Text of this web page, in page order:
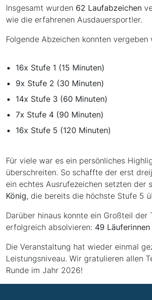
Insgesamt wurden 62 Laufabzeichen
wie die erfahrenen Ausdauersportler.
Folgende Abzeichen konnten vergeben
16x Stufe 1 (15 Minuten)
9x Stufe 2 (30 Minuten)
14x Stufe 3 (60 Minuten)
7x Stufe 4 (90 Minuten)
16x Stufe 5 (120 Minuten)
Für viele war es ein persönliches
überschreiten. So schaffte der erst
ein echtes Ausrufezeichen setzten der
König, die bereits die höchste Stufe 5
Darüber hinaus konnte ein Großteil
erfolgreich absolvieren: 49
Die Veranstaltung hat wieder einmal
Leistungsniveau. Wir gratulieren allen
Runde im Jahr 2026!